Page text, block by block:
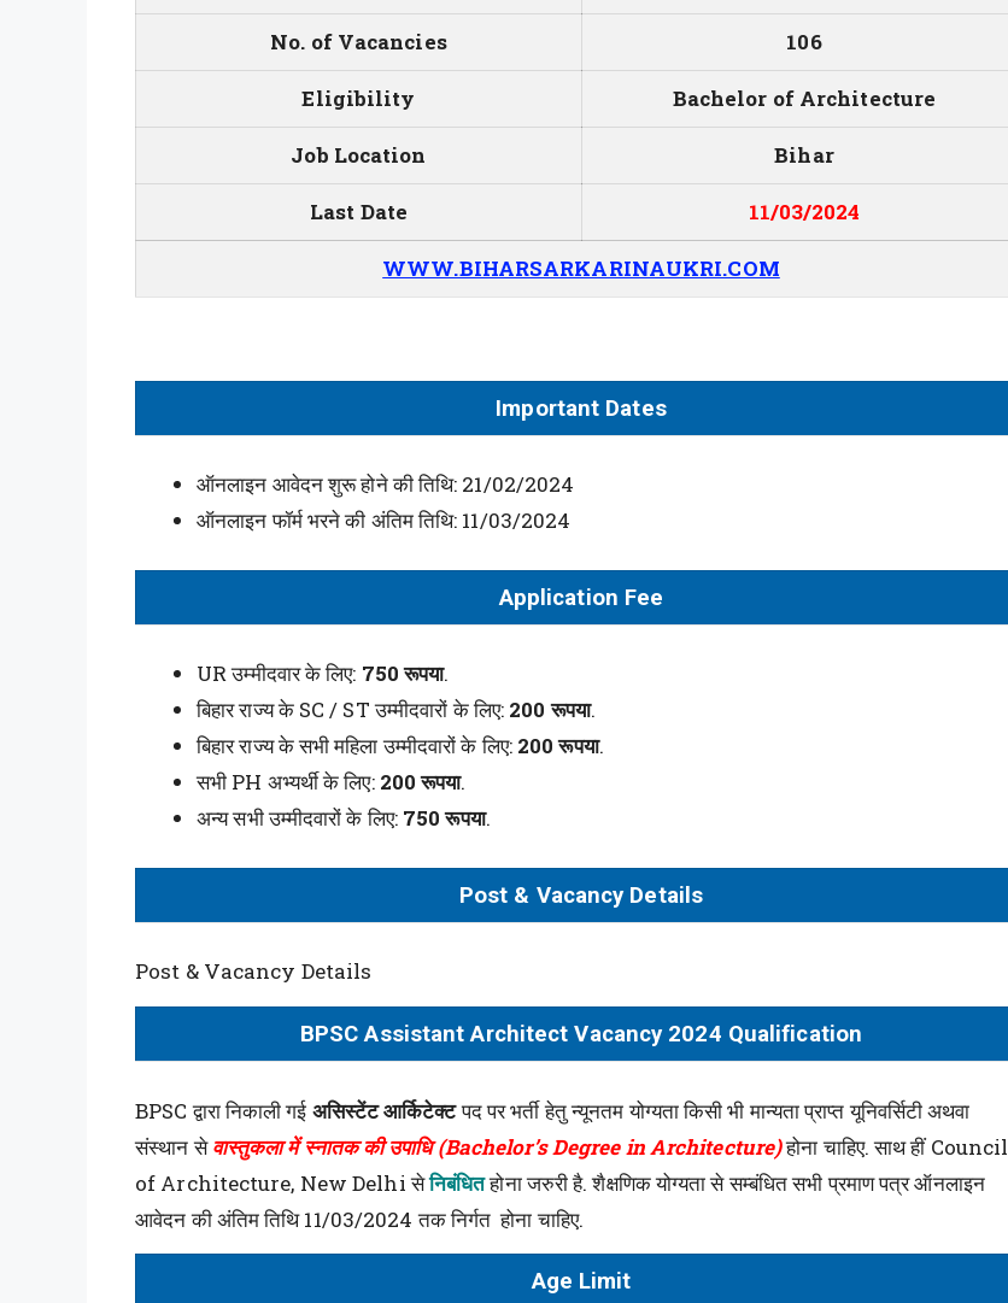
No. of Vacancies 106
Eligibility Bachelor of Architecture
Job Location Bihar
Last Date 11/03/2024
WWW.BIHARSARKARINAUKRI.COM
Important Dates
ऑनलाइन आवेदन शुरू होने की तिथि: 21/02/2024
ऑनलाइन फॉर्म भरने की अंतिम तिथि: 11/03/2024
Application Fee
UR उम्मीदवार के लिए: 750 रूपया.
बिहार राज्य के SC / ST उम्मीदवारों के लिए: 200 रूपया.
बिहार राज्य के सभी महिला उम्मीदवारों के लिए: 200 रूपया.
सभी PH अभ्यर्थी के लिए: 200 रूपया.
अन्य सभी उम्मीदवारों के लिए: 750 रूपया.
Post & Vacancy Details
Post & Vacancy Details
BPSC Assistant Architect Vacancy 2024 Qualification
BPSC द्वारा निकाली गई असिस्टेंट आर्किटेक्टपद पर भर्ती हेतु न्यूनतम योग्यता किसी भी मान्यता प्राप्त यूनिवर्सिटी अथवा
संस्थान सेवास्तुकला में स्नातक की उपाधि (Bachelor’s Degree in Architecture)होना चाहिए. साथ हीं Council
of Architecture, New Delhi सेनिबंधितहोना जरुरी है. शैक्षणिक योग्यता से सम्बंधित सभी प्रमाण पत्र ऑनलाइन
आवेदन की अंतिम तिथि 11/03/2024 तक निर्गत होना चाहिए.
Age Limit